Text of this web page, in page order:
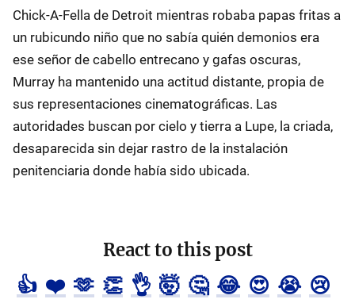
Chick-A-Fella de Detroit mientras robaba papas fritas a
un rubicundo niño que no sabía quién demonios era
ese señor de cabello entrecano y gafas oscuras,
Murray ha mantenido una actitud distante, propia de
sus representaciones cinematográficas. Las
autoridades buscan por cielo y tierra a Lupe, la criada,
desaparecida sin dejar rastro de la instalación
penitenciaria donde había sido ubicada.
React to this post
👍 ❤️ 🫶 👏 👌 🤯 🤔 😂 😍 😭 😢